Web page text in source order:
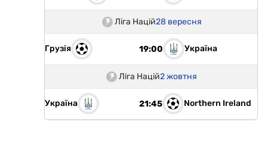
Ліга Націй28 вересня
Грузія 19:00 Україна
Ліга Націй2 жовтня
Україна 21:45 Northern Ireland